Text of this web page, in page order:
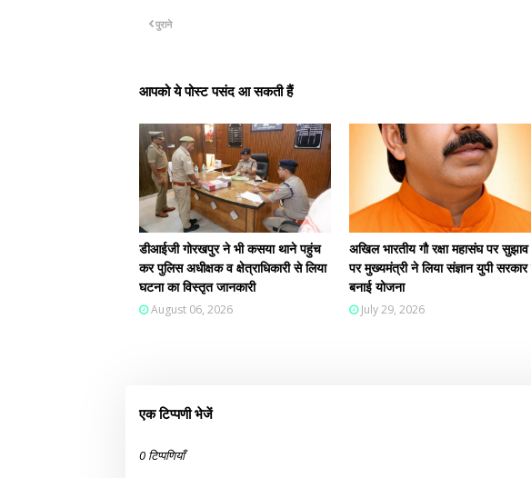
पुराने
आपको ये पोस्ट पसंद आ सकती हैं
डीआईजी गोरखपुर ने भी कसया थाने पहुंच
कर पुलिस अधीक्षक व क्षेत्राधिकारी से लिया
घटना का विस्तृत जानकारी
August 06, 2026
अखिल भारतीय गौ रक्षा महासंघ पर सुझाव
पर मुख्यमंत्री ने लिया संज्ञान युपी
बनाई योजना
July 29, 2026
एक टिप्पणी भेजें
0 टिप्पणियाँ